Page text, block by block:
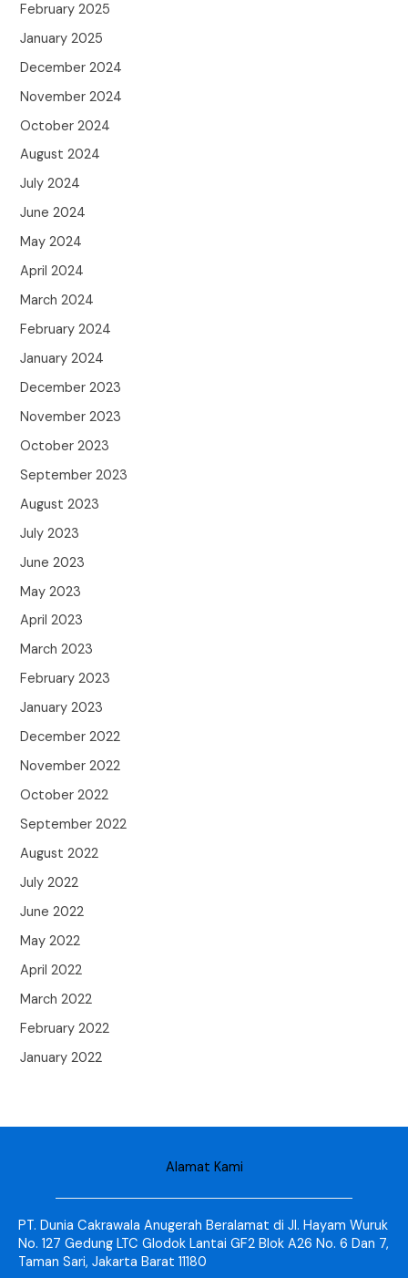
February 2025
January 2025
December 2024
November 2024
October 2024
August 2024
July 2024
June 2024
May 2024
April 2024
March 2024
February 2024
January 2024
December 2023
November 2023
October 2023
September 2023
August 2023
July 2023
June 2023
May 2023
April 2023
March 2023
February 2023
January 2023
December 2022
November 2022
October 2022
September 2022
August 2022
July 2022
June 2022
May 2022
April 2022
March 2022
February 2022
January 2022
Alamat Kami
PT. Dunia Cakrawala Anugerah Beralamat di Jl. Hayam Wuruk
No. 127 Gedung LTC Glodok Lantai GF2 Blok A26 No. 6 Dan 7,
Taman Sari, Jakarta Barat 11180